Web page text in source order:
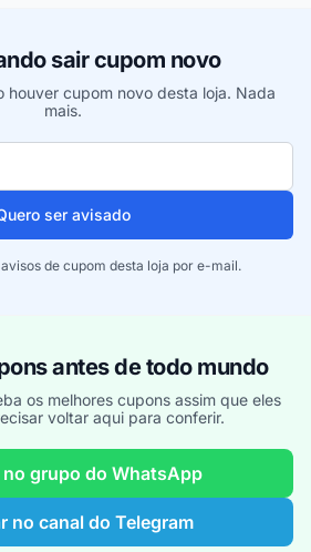
sair cupom novo
houver cupom novo desta loja. Nada
mais.
ser avisado
de cupom desta loja por e-mail.
antes de todo mundo
os melhores cupons assim que eles
voltar aqui para conferir.
no grupo do WhatsApp
no canal do Telegram